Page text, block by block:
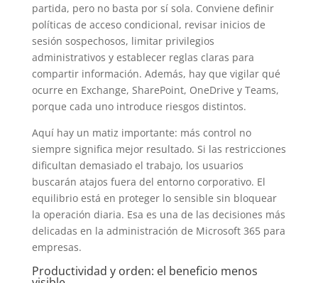
partida, pero no basta por sí sola. Conviene definir
políticas de acceso condicional, revisar inicios de
sesión sospechosos, limitar privilegios
administrativos y establecer reglas claras para
compartir información. Además, hay que vigilar qué
ocurre en Exchange, SharePoint, OneDrive y Teams,
porque cada uno introduce riesgos distintos.
Aquí hay un matiz importante: más control no
siempre significa mejor resultado. Si las restricciones
dificultan demasiado el trabajo, los usuarios
buscarán atajos fuera del entorno corporativo. El
equilibrio está en proteger lo sensible sin bloquear
la operación diaria. Esa es una de las decisiones más
delicadas en la administración de Microsoft 365 para
empresas.
Productividad y orden: el beneficio menos